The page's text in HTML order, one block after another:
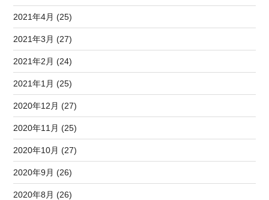
2021年4月 (25)
2021年3月 (27)
2021年2月 (24)
2021年1月 (25)
2020年12月 (27)
2020年11月 (25)
2020年10月 (27)
2020年9月 (26)
2020年8月 (26)